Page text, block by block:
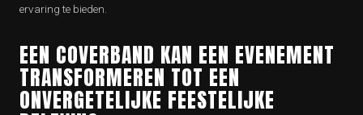
ervaring te bieden.
EEN COVERBAND KAN EEN EVENEMENT
TRANSFORMEREN TOT EEN
ONVERGETELIJKE FEESTELIJKE